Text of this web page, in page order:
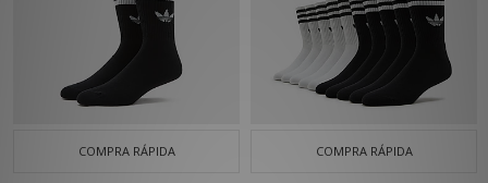
COMPRA RÁPIDA COMPRA RÁPIDA